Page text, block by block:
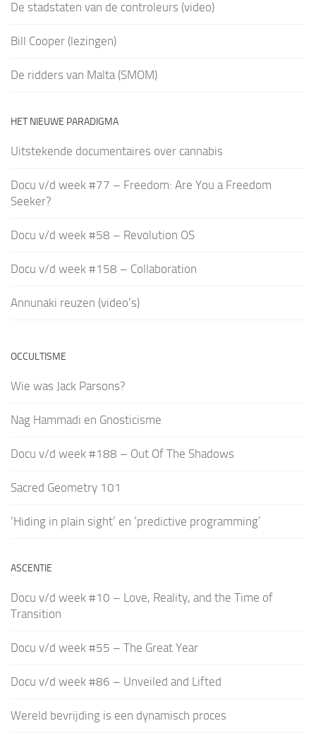
De stadstaten van de controleurs (video)
Bill Cooper (lezingen)
De ridders van Malta (SMOM)
HET NIEUWE PARADIGMA
Uitstekende documentaires over cannabis
Docu v/d week #77 – Freedom: Are You a Freedom
Seeker?
Docu v/d week #58 – Revolution OS
Docu v/d week #158 – Collaboration
Annunaki reuzen (video’s)
OCCULTISME
Wie was Jack Parsons?
Nag Hammadi en Gnosticisme
Docu v/d week #188 – Out Of The Shadows
Sacred Geometry 101
‘Hiding in plain sight’ en ‘predictive programming’
ASCENTIE
Docu v/d week #10 – Love, Reality, and the Time of
Transition
Docu v/d week #55 – The Great Year
Docu v/d week #86 – Unveiled and Lifted
Wereld bevrijding is een dynamisch proces